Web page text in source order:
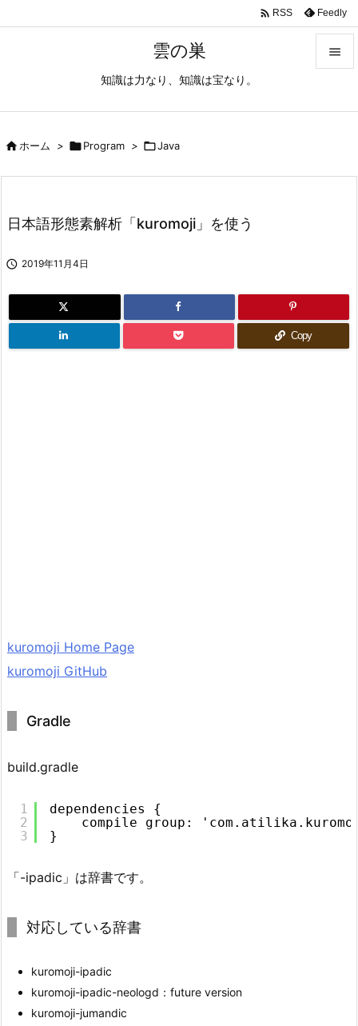
雲の巣
知識は力なり、知識は宝なり。

 RSS Feedly
ホーム > Program > Java
日本語形態素解析「kuromoji」を使う
 2019年11月4日
Copy
kuromoji Home Page
kuromoji GitHub
Gradle
build.gradle
1
2
3
dependencies {
compile group:
}
「-ipadic」は辞書です。
対応している辞書
kuromoji-ipadic
kuromoji-ipadic-neologd：future version
kuromoji-jumandic